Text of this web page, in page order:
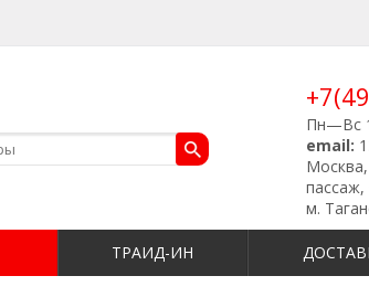
Пн—Вс
email:
Москва,
м.
ТРАИД-ИН